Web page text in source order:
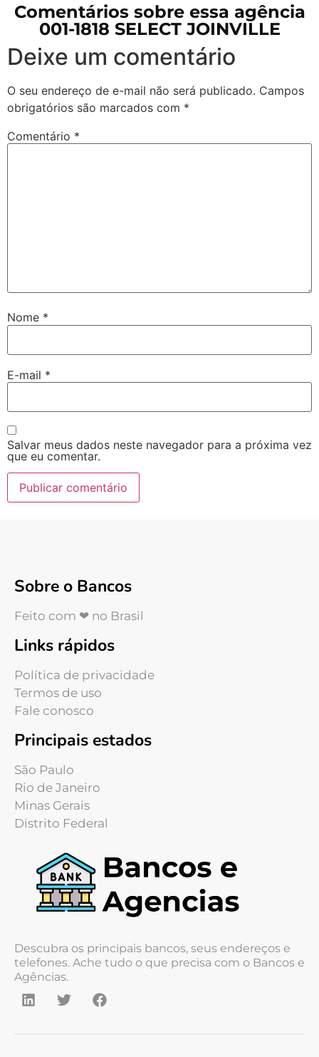
Comentários sobre essa agência
001-1818 SELECT JOINVILLE
Deixe um comentário
O seu endereço de e-mail não será publicado. Campos
obrigatórios são marcados com *
Comentário *
Nome *
E-mail *
Salvar meus dados neste navegador para a próxima vez
que eu comentar.
Sobre o Bancos
Feito com ❤ no Brasil
Links rápidos
Política de privacidade
Termos de uso
Fale conosco
Principais estados
São Paulo
Rio de Janeiro
Minas Gerais
Distrito Federal
Descubra os principais bancos, seus endereços e
telefones. Ache tudo o que precisa com o Bancos e
Agências.